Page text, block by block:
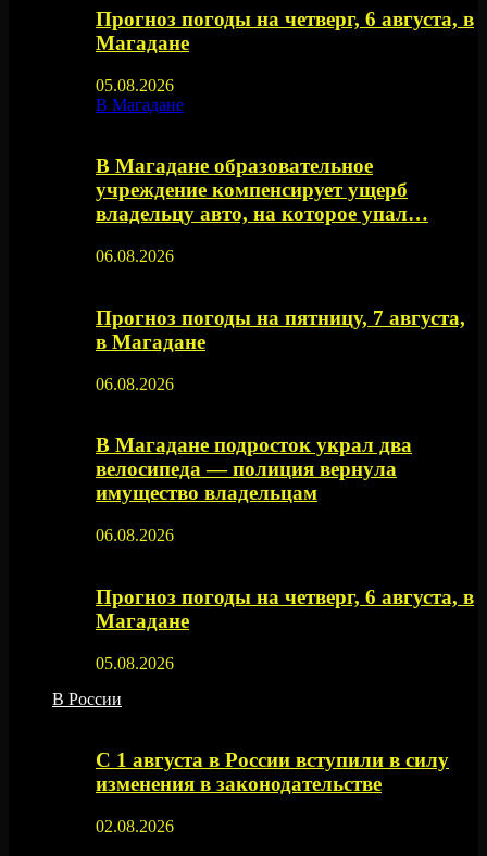
Прогноз погоды на четверг, 6 августа, в
Магадане
05.08.2026
В Магадане
В Магадане образовательное
учреждение компенсирует ущерб
владельцу авто, на которое упал…
06.08.2026
Прогноз погоды на пятницу, 7 августа,
в Магадане
06.08.2026
В Магадане подросток украл два
велосипеда — полиция вернула
имущество владельцам
06.08.2026
Прогноз погоды на четверг, 6 августа, в
Магадане
05.08.2026
В России
С 1 августа в России вступили в силу
изменения в законодательстве
02.08.2026